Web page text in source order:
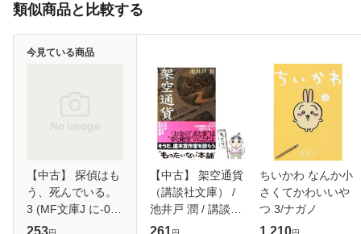
類似商品と比較する
【中古】 探偵はも
う、死んでいる。
3 (MF文庫J に-04-
03) / 二語十 /
253
今見ている商品
【中古】 架空通貨
（講談社文庫） /
池井戸 潤 / 講談社
[文庫]【メール便送
261
ちいかわ なんか小
さくてかわいいや
つ 3/ナガノ
1,210